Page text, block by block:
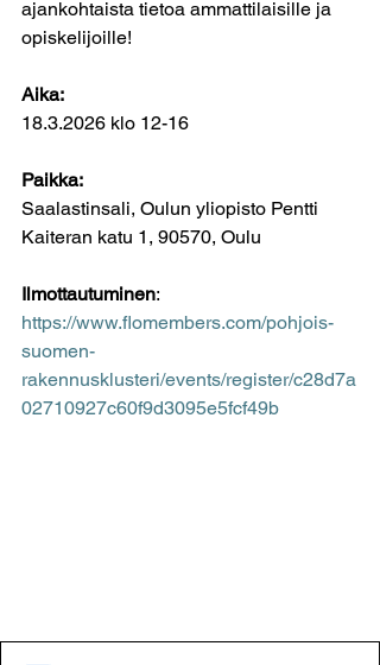
ajankohtaista tietoa ammattilaisille ja
opiskelijoille!
Aika:
18.3.2026 klo 12-16
Paikka:
Saalastinsali, Oulun yliopisto Pentti
Kaiteran katu 1, 90570, Oulu
Ilmottautuminen:
https://www.flomembers.com/pohjois-
suomen-
rakennusklusteri/events/register/c28d7a
02710927c60f9d3095e5fcf49b